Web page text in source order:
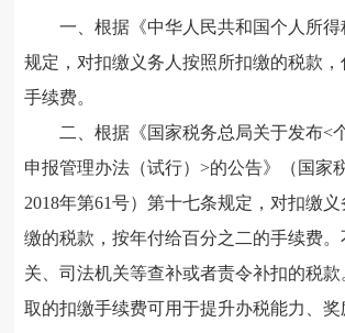
一、根据《中华人民共和国个人所得
规定，对扣缴义务人按照所扣缴的税款
手续费。
二、根据《国家税务总局关于发布<
申报管理办法（试行）>的公告》（国家
2018年第61号）第十七条规定，对扣缴
缴的税款，按年付给百分之二的手续费
关、司法机关等查补或者责令补扣的税
取的扣缴手续费可用于提升办税能力、